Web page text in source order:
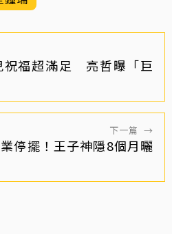
祝福超滿足 亮哲曝「巨
下一篇 →
停擺！王子神隱8個月曬